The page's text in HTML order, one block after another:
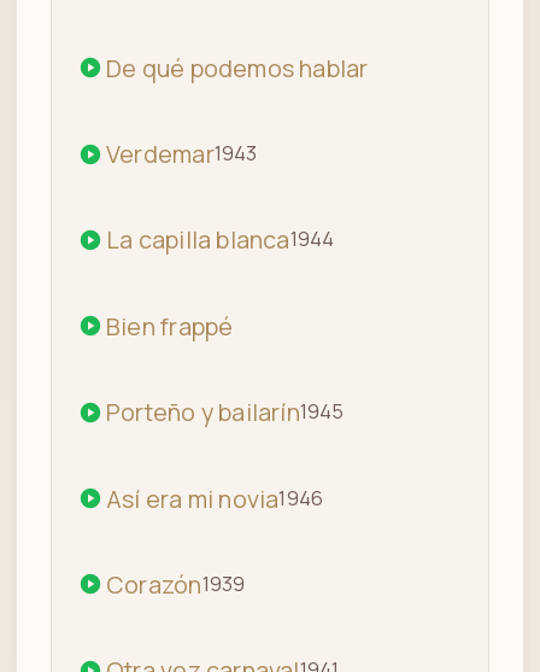
De qué podemos hablar
Verdemar1943
La capilla blanca1944
Bien frappé
Porteño y bailarín1945
Así era mi novia1946
Corazón1939